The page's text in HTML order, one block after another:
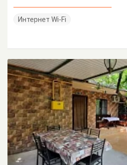
Интернет Wi-Fi